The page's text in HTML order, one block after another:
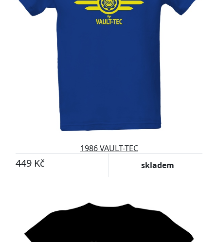
1986 VAULT-TEC
449 Kč skladem